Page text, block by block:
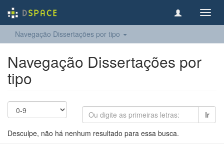
Navegação Dissertações por tipo
Navegação Dissertações por
tipo
Ir
Desculpe, não há nenhum resultado para essa busca.